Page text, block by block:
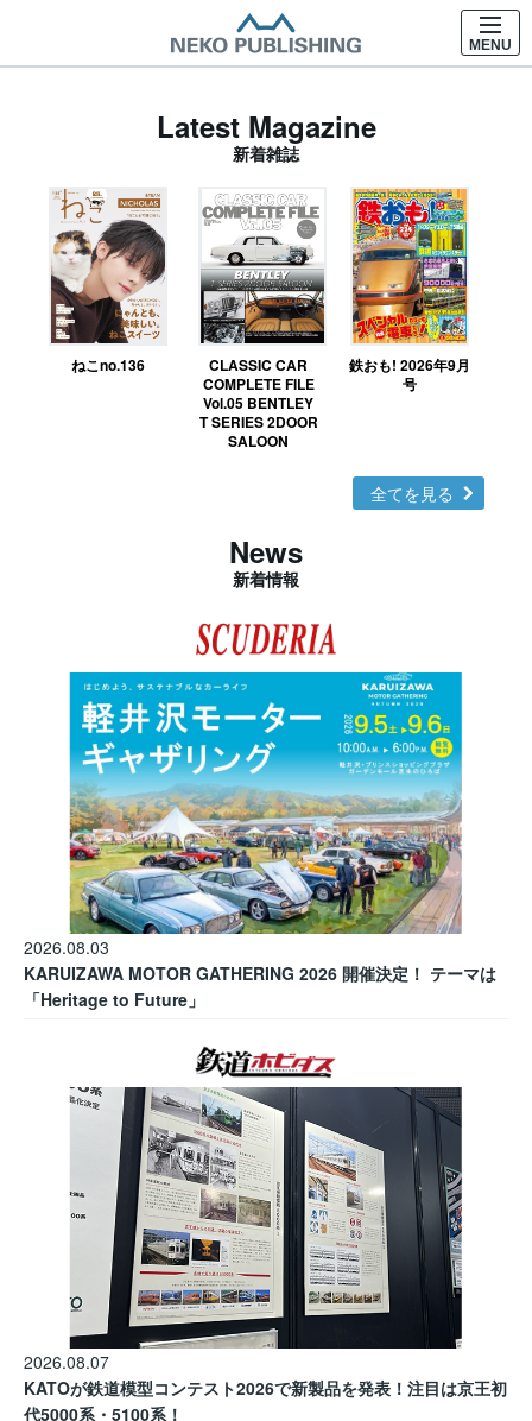
MENU
Latest Magazine
新着雑誌
ねこno.136
CLASSIC CAR
COMPLETE FILE
Vol.05 BENTLEY
T SERIES 2DOOR
SALOON
鉄おも! 2026年9月
号
全てを見る
News
新着情報
2026.08.03
KARUIZAWA MOTOR GATHERING 2026 開催決定！ テーマは
「Heritage to Future」
2026.08.07
KATOが鉄道模型コンテスト2026で新製品を発表！注目は京王初
代5000系・5100系！